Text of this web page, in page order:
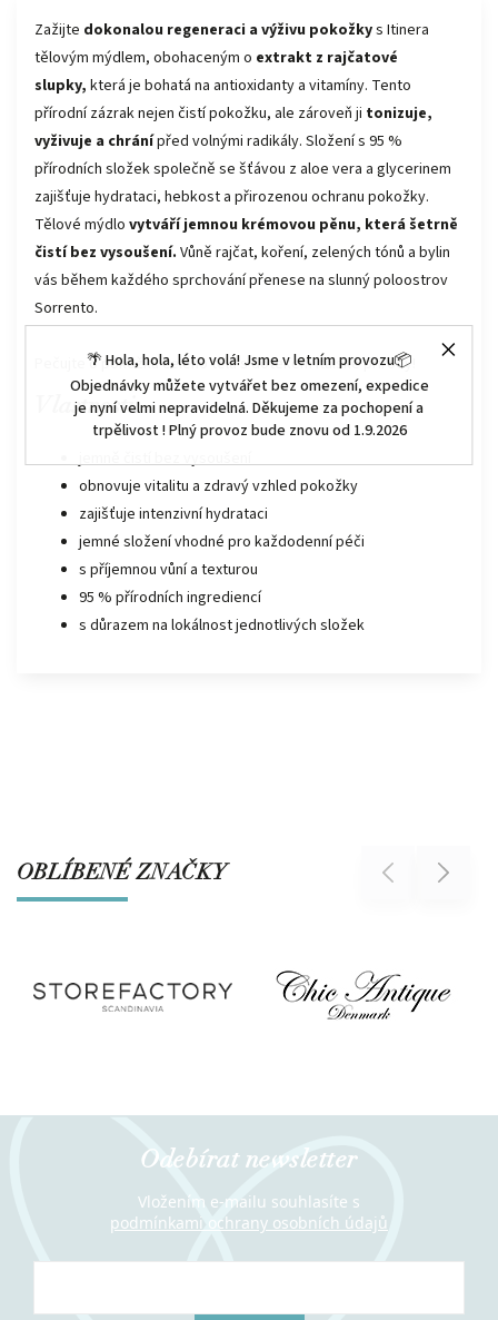
🌴 Hola, hola, léto volá! Jsme v letním provozu📦
Objednávky můžete vytvářet bez omezení, expedice
je nyní velmi nepravidelná. Děkujeme za pochopení a
trpělivost ! Plný provoz bude znovu od 1.9.2026
Zažijte dokonalou regeneraci a výživu pokožkys Itinera
tělovým mýdlem, obohaceným o extrakt z rajčatové
slupky, která je bohatá na antioxidanty a vitamíny. Tento
přírodní zázrak nejen čistí pokožku, ale zároveň ji tonizuje,
vyživuje a chránípřed volnými radikály. Složení s 95 %
přírodních složek společně se šťávou z aloe vera a glycerinem
zajišťuje hydrataci, hebkost a přirozenou ochranu pokožky.
Tělové mýdlo vytváří jemnou krémovou pěnu, která šetrně
čistí bez vysoušení. Vůně rajčat, koření, zelených tónů a bylin
vás během každého sprchování přenese na slunný poloostrov
Sorrento.
Pečujte o pokožku celého těla s dotekem italské přírody!
Vlastnosti:
jemně čistí bez vysoušení
obnovuje vitalitu a zdravý vzhled pokožky
zajišťuje intenzivní hydrataci
jemné složení vhodné pro každodenní péči
s příjemnou vůní a texturou
95 % přírodních ingrediencí
s důrazem na lokálnost jednotlivých složek
OBLÍBENÉ ZNAČKY Previous Next
Odebírat newsletter
Vložením e-mailu souhlasíte s
podmínkami ochrany osobních údajů